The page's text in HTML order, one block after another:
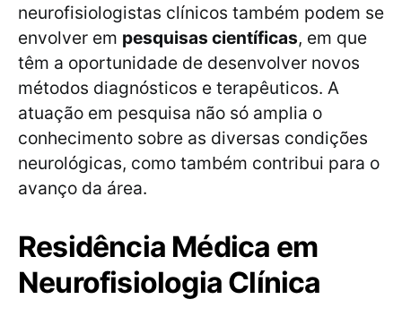
neurofisiologistas clínicos também podem se
envolver em pesquisas científicas, em que
têm a oportunidade de desenvolver novos
métodos diagnósticos e terapêuticos. A
atuação em pesquisa não só amplia o
conhecimento sobre as diversas condições
neurológicas, como também contribui para o
avanço da área.
Residência Médica em
Neurofisiologia Clínica